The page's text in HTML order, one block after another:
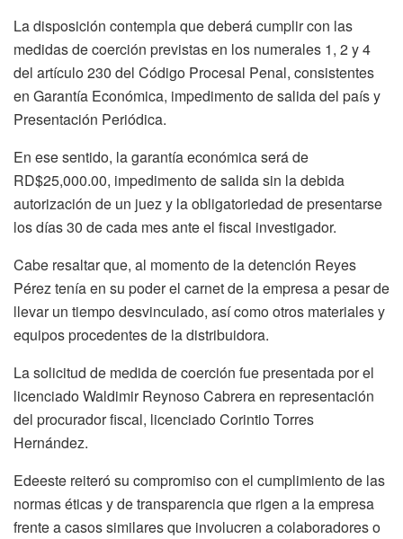
La disposición contempla que deberá cumplir con las
medidas de coerción previstas en los numerales 1, 2 y 4
del artículo 230 del Código Procesal Penal, consistentes
en Garantía Económica, impedimento de salida del país y
Presentación Periódica.
En ese sentido, la garantía económica será de
RD$25,000.00, impedimento de salida sin la debida
autorización de un juez y la obligatoriedad de presentarse
los días 30 de cada mes ante el fiscal investigador.
Cabe resaltar que, al momento de la detención Reyes
Pérez tenía en su poder el carnet de la empresa a pesar de
llevar un tiempo desvinculado, así como otros materiales y
equipos procedentes de la distribuidora.
La solicitud de medida de coerción fue presentada por el
licenciado Waldimir Reynoso Cabrera en representación
del procurador fiscal, licenciado Corintio Torres
Hernández.
Edeeste reiteró su compromiso con el cumplimiento de las
normas éticas y de transparencia que rigen a la empresa
frente a casos similares que involucren a colaboradores o